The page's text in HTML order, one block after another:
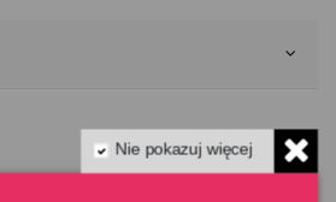
Nie pokazuj więcej